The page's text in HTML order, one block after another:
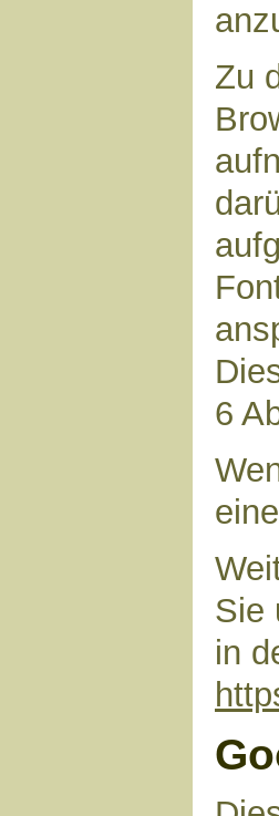
Zu
6
Sie
in